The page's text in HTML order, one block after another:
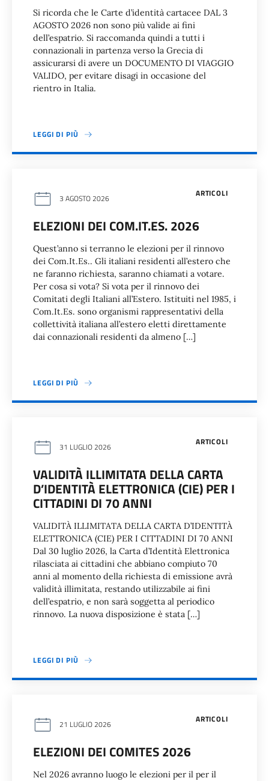
Si ricorda che le Carte d’identità cartacee DAL 3
AGOSTO 2026 non sono più valide ai fini
dell’espatrio. Si raccomanda quindi a tutti i
connazionali in partenza verso la Grecia di
assicurarsi di avere un DOCUMENTO DI VIAGGIO
VALIDO, per evitare disagi in occasione del
rientro in Italia.
LEGGI DI PIÙ
ARTICOLI
3 AGOSTO 2026
ELEZIONI DEI COM.IT.ES. 2026
Quest’anno si terranno le elezioni per il rinnovo
dei Com.It.Es.. Gli italiani residenti all’estero che
ne faranno richiesta, saranno chiamati a votare.
Per cosa si vota? Si vota per il rinnovo dei
Comitati degli Italiani all’Estero. Istituiti nel 1985, i
Com.It.Es. sono organismi rappresentativi della
collettività italiana all’estero eletti direttamente
dai connazionali residenti da almeno […]
LEGGI DI PIÙ
ARTICOLI
31 LUGLIO 2026
VALIDITÀ ILLIMITATA DELLA CARTA
D’IDENTITÀ ELETTRONICA (CIE) PER I
CITTADINI DI 70 ANNI
VALIDITÀ ILLIMITATA DELLA CARTA D’IDENTITÀ
ELETTRONICA (CIE) PER I CITTADINI DI 70 ANNI
Dal 30 luglio 2026, la Carta d’Identità Elettronica
rilasciata ai cittadini che abbiano compiuto 70
anni al momento della richiesta di emissione avrà
validità illimitata, restando utilizzabile ai fini
dell’espatrio, e non sarà soggetta al periodico
rinnovo. La nuova disposizione è stata […]
LEGGI DI PIÙ
ARTICOLI
21 LUGLIO 2026
ELEZIONI DEI COMITES 2026
Nel 2026 avranno luogo le elezioni per il per il